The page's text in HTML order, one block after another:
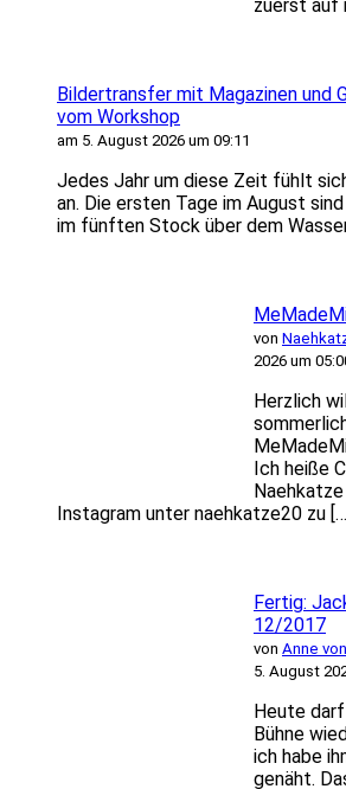
zuerst auf
Bildertransfer mit Magazinen und
vom Workshop
am 5. August 2026 um 09:11
Jedes Jahr um diese Zeit fühlt
an. Die ersten Tage im August
im fünften Stock über dem
von
2026 um
Herzlich
Ich heiße
Instagram unter naehkatze20 zu
Fertig:
12/2017
von Anne
5. August
Heute
Bühne
ich habe
genäht.